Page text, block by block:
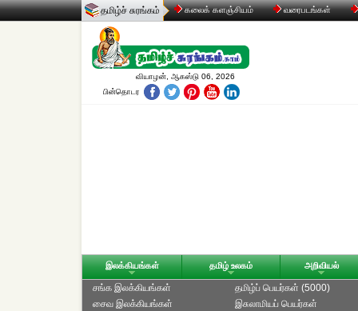
தமிழ்ச் சுரங்கம் கலைக் களஞ்சியம் வரைபடங்கள்
வியாழன், ஆகஸ்டு 06, 2026
பின்தொடர
இலக்கியங்கள் தமிழ் உலகம் அறிவியல்
சங்க இலக்கியங்கள்
சைவ இலக்கியங்கள்
தமிழ்ப் பெயர்கள் (5000)
இசுலாமியப் பெயர்கள்